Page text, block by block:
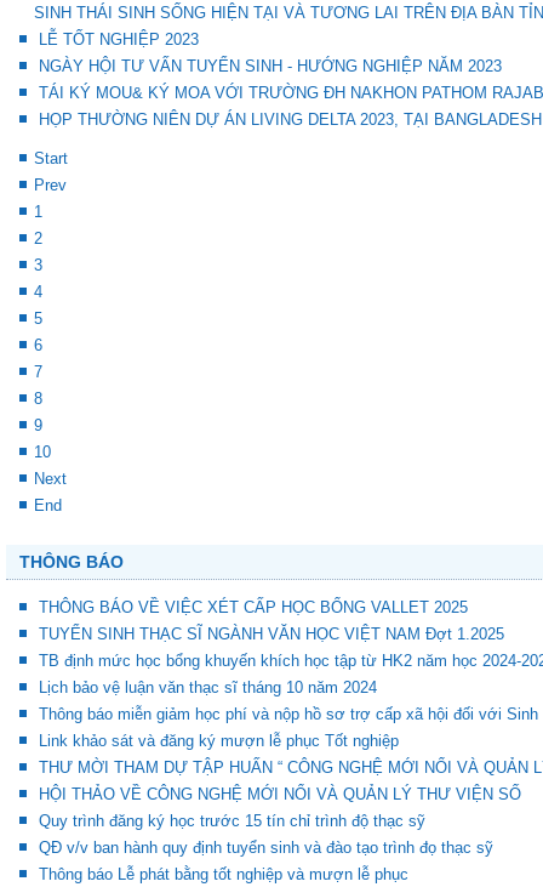
SINH THÁI SINH SỐNG HIỆN TẠI VÀ TƯƠNG LAI TRÊN ĐỊA BÀN
LỄ TỐT NGHIỆP 2023
NGÀY HỘI TƯ VẤN TUYỂN SINH - HƯỚNG NGHIỆP NĂM 2023
TÁI KÝ MOU& KÝ MOA VỚI TRƯỜNG ĐH NAKHON PATHOM
HỌP THƯỜNG NIÊN DỰ ÁN LIVING DELTA 2023, TẠI BANGLADESH
Start
Prev
1
2
3
4
5
6
7
8
9
10
Next
End
THÔNG BÁO
THÔNG BÁO VỀ VIỆC XÉT CẤP HỌC BỔNG VALLET 2025
TUYỂN SINH THẠC SĨ NGÀNH VĂN HỌC VIỆT NAM Đợt 1.2025
TB định mức học bổng khuyến khích học tập từ HK2 năm học 2024-
Lịch bảo vệ luận văn thạc sĩ tháng 10 năm 2024
Thông báo miễn giảm học phí và nộp hồ sơ trợ cấp xã hội đối với Sinh
Link khảo sát và đăng ký mượn lễ phục Tốt nghiệp
THƯ MỜI THAM DỰ TẬP HUẤN “ CÔNG NGHỆ MỚI NỔI VÀ QUẢN
HỘI THẢO VỀ CÔNG NGHỆ MỚI NỔI VÀ QUẢN LÝ THƯ VIỆN SỐ
Quy trình đăng ký học trước 15 tín chỉ trình độ thạc sỹ
QĐ v/v ban hành quy định tuyển sinh và đào tạo trình đọ thạc sỹ
Thông báo Lễ phát bằng tốt nghiệp và mượn lễ phục